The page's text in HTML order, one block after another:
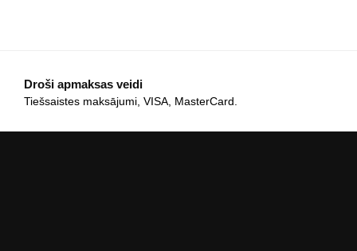
Droši apmaksas veidi
Tiešsaistes maksājumi, VISA, MasterCard.